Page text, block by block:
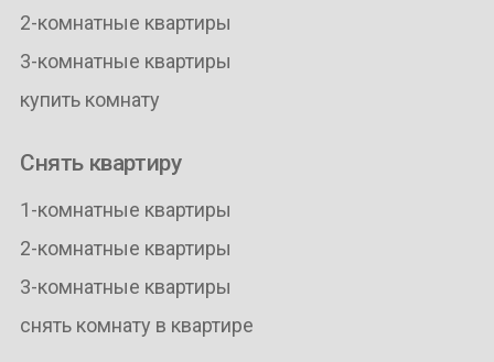
2-комнатные квартиры
3-комнатные квартиры
купить комнату
Снять квартиру
1-комнатные квартиры
2-комнатные квартиры
3-комнатные квартиры
снять комнату в квартире